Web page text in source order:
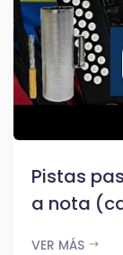
Pistas
a nota
VER MÁS